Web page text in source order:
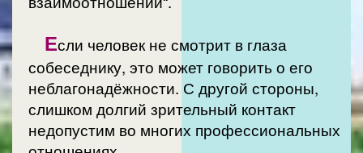
Если человек не смотрит в глаза
собеседнику, это может говорить о его
неблагонадёжности. С другой стороны,
слишком долгий зрительный контакт
недопустим во многих профессиональных